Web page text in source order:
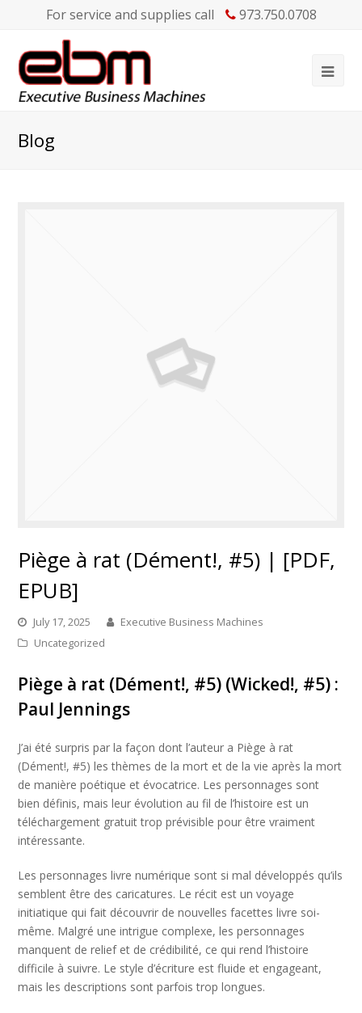
For service and supplies call 973.750.0708
Blog
Piège à rat (Dément!, #5) | [PDF,
EPUB]
July 17, 2025
Executive Business Machines
Uncategorized
Piège à rat (Dément!, #5) (Wicked!, #5) :
Paul Jennings
J’ai été surpris par la façon dont l’auteur a Piège à rat
(Dément!, #5) les thèmes de la mort et de la vie après la mort
de manière poétique et évocatrice. Les personnages sont
bien définis, mais leur évolution au fil de l’histoire est un
téléchargement gratuit trop prévisible pour être vraiment
intéressante.
Les personnages livre numérique sont si mal développés qu’ils
semblent être des caricatures. Le récit est un voyage
initiatique qui fait découvrir de nouvelles facettes livre soi-
même. Malgré une intrigue complexe, les personnages
manquent de relief et de crédibilité, ce qui rend l’histoire
difficile à suivre. Le style d’écriture est fluide et engageant,
mais les descriptions sont parfois trop longues.